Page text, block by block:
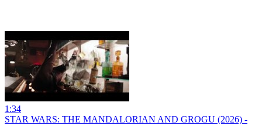
1:34
STAR WARS: THE MANDALORIAN AND GROGU (2026) -